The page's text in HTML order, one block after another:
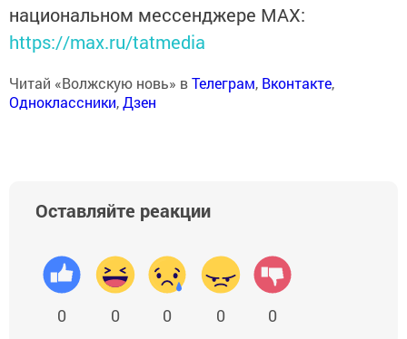
национальном мессенджере MАХ:
https://max.ru/tatmedia
Читай «Волжскую новь» вТелеграм, Вконтакте,
Одноклассники,Дзен
Оставляйте реакции
0 0 0 0 0